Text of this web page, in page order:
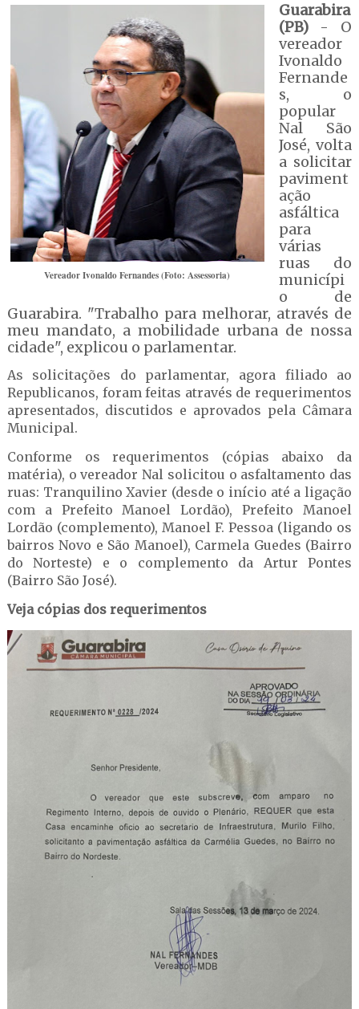
Vereador Ivonaldo Fernandes (Foto: Assessoria)
Guarabira
(PB)- O
vereador
Ivonaldo
Fernande
s, o
popular
Nal São
José, volta
a solicitar
paviment
ação
asfáltica
para
várias
ruas do
municípi
o de
Guarabira. "Trabalho para melhorar, através de
meu mandato, a mobilidade urbana de nossa
cidade", explicou o parlamentar.
As solicitações do parlamentar, agora filiado ao
Republicanos, foram feitas através de requerimentos
apresentados, discutidos e aprovados pela Câmara
Municipal.
Conforme os requerimentos (cópias abaixo da
matéria), o vereador Nal solicitou o asfaltamento das
ruas: Tranquilino Xavier (desde o início até a ligação
com a Prefeito Manoel Lordão), Prefeito Manoel
Lordão (complemento), Manoel F. Pessoa (ligando os
bairros Novo e São Manoel), Carmela Guedes (Bairro
do Norteste) e o complemento da Artur Pontes
(Bairro São José).
Veja cópias dos requerimentos